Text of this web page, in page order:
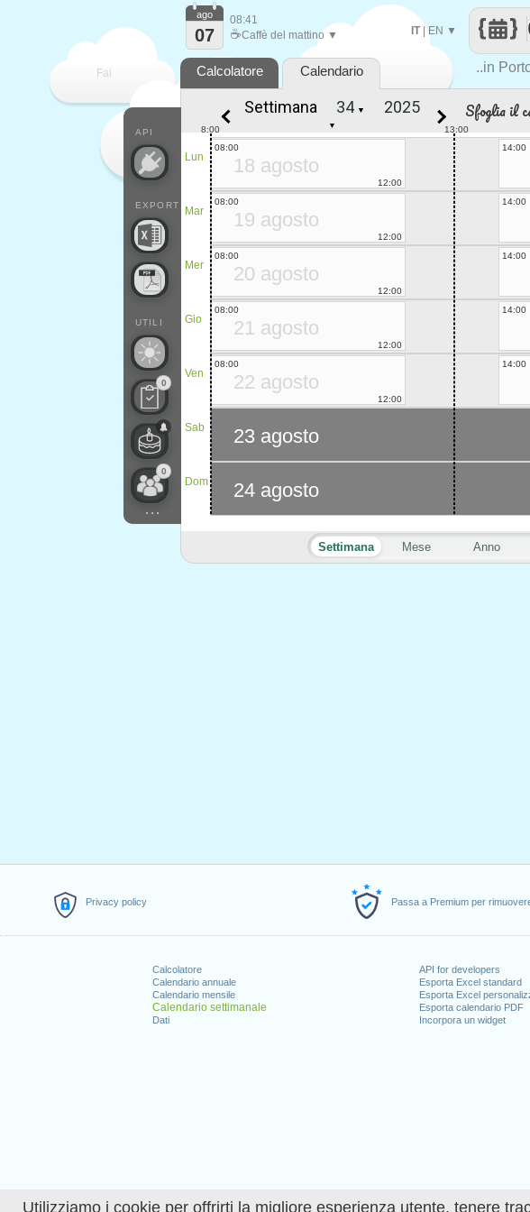
Utilizziamo i cookie per offrirti la migliore esperienza utente, tenere
Privacy policy Passa a Premium per
Calcolatore
Calendario annuale
Calendario mensile
Calendario settimanale
Dati
API for developers
Esporta Excel standard
Esporta Excel
Esporta calendario PDF
Incorpora un widget
Fai
contare
..in
IT|EN ▼
API
EXPORT
UTILI
0
0
...
ago
07
08:41
☕Caffè del mattino ▼
Calcolatore Calendario
Settimana Mese Anno
Settimana
▼
▼
Sfoglia il
Lun
Mar
Mer
Gio
Ven
Sab
Dom
13:00
8:00
18 agosto
08:00
12:00
14:00
19 agosto
08:00
12:00
14:00
20 agosto
08:00
12:00
14:00
21 agosto
08:00
12:00
14:00
22 agosto
08:00
12:00
14:00
23 agosto
24 agosto